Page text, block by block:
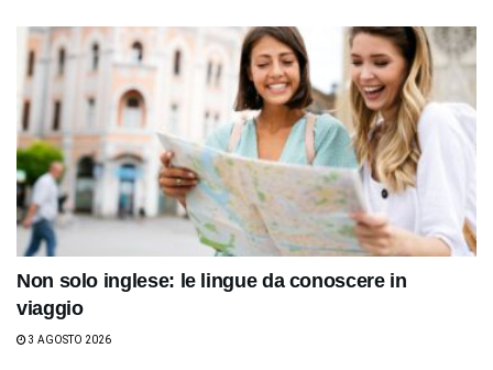
Non solo inglese: le lingue da conoscere in
viaggio
3 AGOSTO 2026